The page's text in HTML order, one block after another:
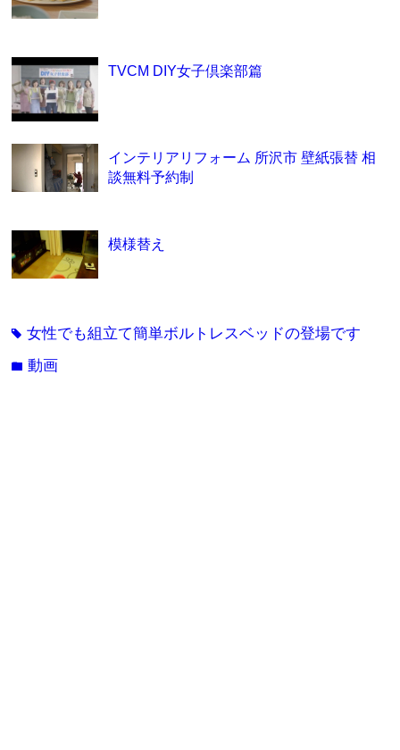
TVCM DIY女子倶楽部篇
インテリアリフォーム 所沢市 壁紙張替 相
談無料予約制
模様替え
tag女性でも組立て簡単ボルトレスベッドの登場です
folder動画